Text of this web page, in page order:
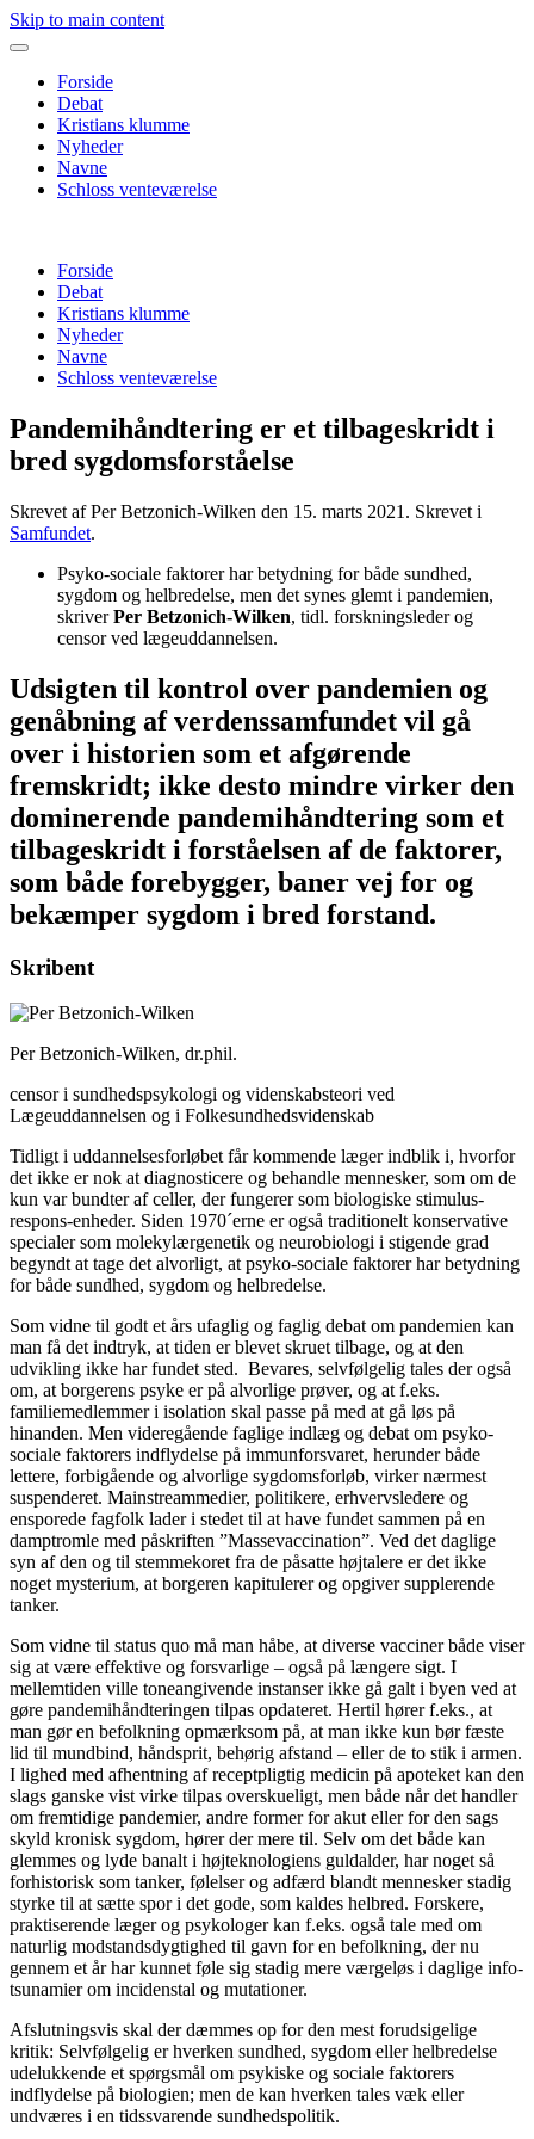
Skip to main content
Forside
Debat
Kristians klumme
Nyheder
Navne
Schloss venteværelse
Forside
Debat
Kristians klumme
Nyheder
Navne
Schloss venteværelse
Pandemihåndtering er et tilbageskridt i
bred sygdomsforståelse
Skrevet af Per Betzonich-Wilken den 15. marts 2021 . Skrevet i
Samfundet.
Psyko-sociale faktorer har betydning for både sundhed,
sygdom og helbredelse, men det synes glemt i pandemien,
skriverPer Betzonich-Wilken, tidl. forskningsleder og
censor ved lægeuddannelsen.
Udsigten til kontrol over pandemien og
genåbning af verdenssamfundet vil gå
over i historien som et afgørende
fremskridt; ikke desto mindre virker den
dominerende pandemihåndtering som et
tilbageskridt i forståelsen af de faktorer,
som både forebygger, baner vej for og
bekæmper sygdom i bred forstand.
Skribent
Per Betzonich-Wilken, dr.phil.
censor i sundhedspsykologi og videnskabsteori ved
Lægeuddannelsen og i Folkesundhedsvidenskab
Tidligt i uddannelsesforløbet får kommende læger indblik i, hvorfor
det ikke er nok at diagnosticere og behandle mennesker, som om de
kun var bundter af celler, der fungerer som biologiske stimulus-
respons-enheder. Siden 1970´erne er også traditionelt konservative
specialer som molekylærgenetik og neurobiologi i stigende grad
begyndt at tage det alvorligt, at psyko-sociale faktorer har betydning
for både sundhed, sygdom og helbredelse.
Som vidne til godt et års ufaglig og faglig debat om pandemien kan
man få det indtryk, at tiden er blevet skruet tilbage, og at den
udvikling ikke har fundet sted. Bevares, selvfølgelig tales der også
om, at borgerens psyke er på alvorlige prøver, og at f.eks.
familiemedlemmer i isolation skal passe på med at gå løs på
hinanden. Men videregående faglige indlæg og debat om psyko-
sociale faktorers indflydelse på immunforsvaret, herunder både
lettere, forbigående og alvorlige sygdomsforløb, virker nærmest
suspenderet. Mainstreammedier, politikere, erhvervsledere og
ensporede fagfolk lader i stedet til at have fundet sammen på en
damptromle med påskriften ”Massevaccination”. Ved det daglige
syn af den og til stemmekoret fra de påsatte højtalere er det ikke
noget mysterium, at borgeren kapitulerer og opgiver supplerende
tanker.
Som vidne til status quo må man håbe, at diverse vacciner både viser
sig at være effektive og forsvarlige – også på længere sigt. I
mellemtiden ville toneangivende instanser ikke gå galt i byen ved at
gøre pandemihåndteringen tilpas opdateret. Hertil hører f.eks., at
man gør en befolkning opmærksom på, at man ikke kun bør fæste
lid til mundbind, håndsprit, behørig afstand – eller de to stik i armen.
I lighed med afhentning af receptpligtig medicin på apoteket kan den
slags ganske vist virke tilpas overskueligt, men både når det handler
om fremtidige pandemier, andre former for akut eller for den sags
skyld kronisk sygdom, hører der mere til. Selv om det både kan
glemmes og lyde banalt i højteknologiens guldalder, har noget så
forhistorisk som tanker, følelser og adfærd blandt mennesker stadig
styrke til at sætte spor i det gode, som kaldes helbred. Forskere,
praktiserende læger og psykologer kan f.eks. også tale med om
naturlig modstandsdygtighed til gavn for en befolkning, der nu
gennem et år har kunnet føle sig stadig mere værgeløs i daglige info-
tsunamier om incidenstal og mutationer.
Afslutningsvis skal der dæmmes op for den mest forudsigelige
kritik: Selvfølgelig er hverken sundhed, sygdom eller helbredelse
udelukkende et spørgsmål om psykiske og sociale faktorers
indflydelse på biologien; men de kan hverken tales væk eller
undværes i en tidssvarende sundhedspolitik.